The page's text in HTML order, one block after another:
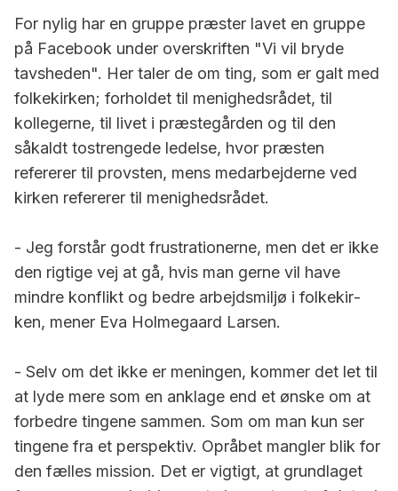
For nylig har en gruppe præster lavet en gruppe
på Facebook under overskriften "Vi vil bryde
tavsheden". Her taler de om ting, som er galt med
folkekirken; forholdet til menigheds­rådet, til
kollegerne, til livet i præste­gården og til den
såkaldt tostrengede ledelse, hvor præsten
refererer til provsten, mens medarbejderne ved
kirken refererer til menighedsrådet.
- Jeg forstår godt frustrationerne, men det er ikke
den rigtige vej at gå, hvis man gerne vil have
mindre kon­flikt og bedre arbejdsmiljø i folkekir­
ken, mener Eva Holmegaard Larsen.
- Selv om det ikke er meningen, kommer det let til
at lyde mere som en anklage end et ønske om at
for­bedre tingene sammen. Som om man kun ser
tingene fra et perspektiv. Op­råbet mangler blik for
den fælles mission. Det er vigtigt, at grundlaget